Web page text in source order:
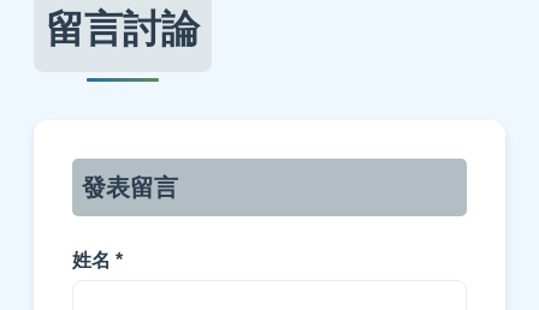
留言討論
發表留言
姓名 *